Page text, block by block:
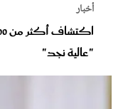
أخبار
"عالية نجد"